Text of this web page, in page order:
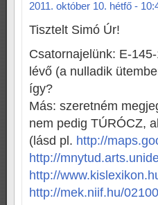
2011. október 10. hétfő -
Tisztelt Simó Úr!
Csatornajelünk: E-
lévő (a nulladik
így?
Más: szeretném
nem pedig TÚRÓCZ,
(lásd pl. http://
http://
http://
http://mek.niif.hu/